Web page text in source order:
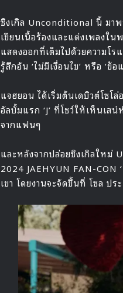
ซิงเกิล Unconditional นี้ มา
เขียนเนื้อร้องและแต่งเพลงใน
แสดงออกที่เต็มไปด้วยความโร
รู้สึกอัน ‘ไม่มีเงื่อนไข’ หรือ ‘ข้
แจฮยอน ได้เริ่มต้นเดบิวต์โซโ
อัลบั้มแรก ‘J’ ที่โชว์ให้เห็นเส
จากแฟนๆ
และหลังจากปล่อยซิงเกิลใหม่
2024 JAEHYUN FAN-CON
เขา โดยงานจะจัดขึ้นที่ โซล ป